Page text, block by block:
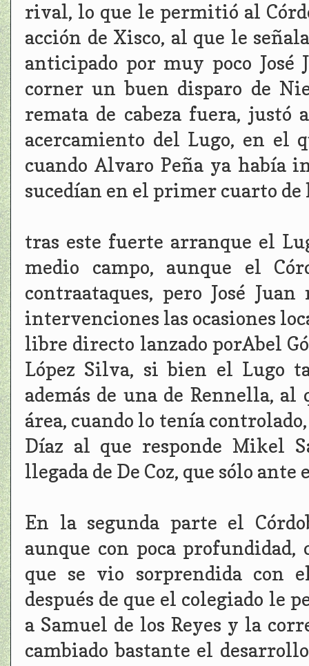
rival, lo que le permitió al
acción de Xisco, al que le
anticipado por muy poco José
corner un buen disparo de
remata de cabeza fuera,
acercamiento del Lugo, en el
cuando Alvaro Peña ya había
sucedían en el primer cuarto de
tras este fuerte arranque el
medio campo, aunque el
contraataques, pero José
intervenciones las ocasiones
libre directo lanzado porAbel
López Silva, si bien el Lugo
además de una de Rennella,
área, cuando lo tenía
Díaz al que responde Mikel
llegada de De Coz, que sólo
En la segunda parte el
aunque con poca profundidad,
que se vio sorprendida con
después de que el colegiado le
a Samuel de los Reyes y la
cambiado bastante el